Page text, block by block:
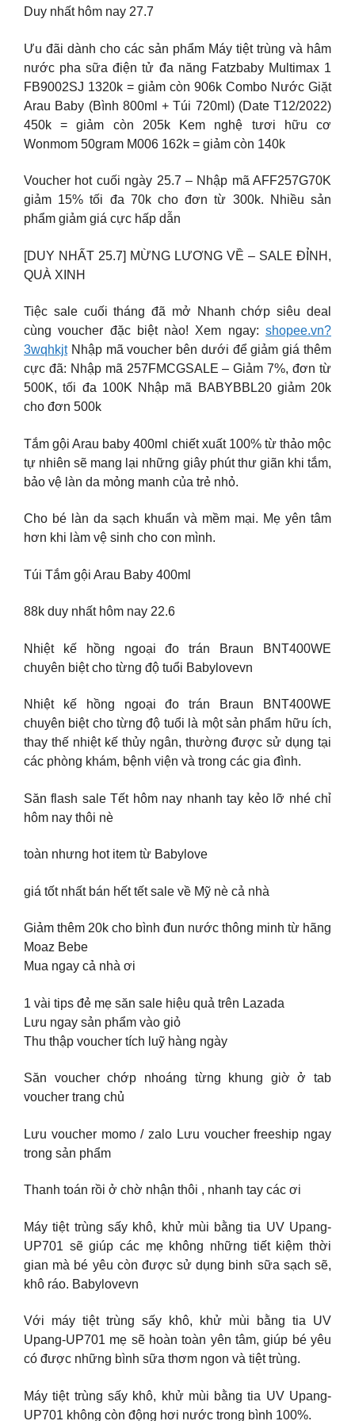
Duy nhất hôm nay 27.7
Ưu đãi dành cho các sản phẩm Máy tiệt trùng và hâm
nước pha sữa điện tử đa năng Fatzbaby Multimax 1
FB9002SJ 1320k = giảm còn 906k Combo Nước Giặt
Arau Baby (Bình 800ml + Túi 720ml) (Date T12/2022)
450k = giảm còn 205k Kem nghệ tươi hữu cơ
Wonmom 50gram M006 162k = giảm còn 140k
Voucher hot cuối ngày 25.7 – Nhập mã AFF257G70K
giảm 15% tối đa 70k cho đơn từ 300k. Nhiều sản
phẩm giảm giá cực hấp dẫn
[DUY NHẤT 25.7] MỪNG LƯƠNG VỀ – SALE ĐỈNH,
QUÀ XINH
Tiệc sale cuối tháng đã mở Nhanh chớp siêu deal
cùng voucher đặc biệt nào! Xem ngay: shopee.vn?
3wqhkjtNhập mã voucher bên dưới để giảm giá thêm
cực đã: Nhập mã 257FMCGSALE – Giảm 7%, đơn từ
500K, tối đa 100K Nhập mã BABYBBL20 giảm 20k
cho đơn 500k
Tắm gội Arau baby 400ml chiết xuất 100% từ thảo mộc
tự nhiên sẽ mang lại những giây phút thư giãn khi tắm,
bảo vệ làn da mỏng manh của trẻ nhỏ.
Cho bé làn da sạch khuẩn và mềm mại. Mẹ yên tâm
hơn khi làm vệ sinh cho con mình.
Túi Tắm gội Arau Baby 400ml
88k duy nhất hôm nay 22.6
Nhiệt kế hồng ngoại đo trán Braun BNT400WE
chuyên biệt cho từng độ tuổi Babylovevn
Nhiệt kế hồng ngoại đo trán Braun BNT400WE
chuyên biệt cho từng độ tuổi là một sản phẩm hữu ích,
thay thế nhiệt kế thủy ngân, thường được sử dụng tại
các phòng khám, bệnh viện và trong các gia đình.
Săn flash sale Tết hôm nay nhanh tay kẻo lỡ nhé chỉ
hôm nay thôi nè
toàn nhưng hot item từ Babylove
giá tốt nhất bán hết tết sale về Mỹ nè cả nhà
Giảm thêm 20k cho bình đun nước thông minh từ hãng
Moaz Bebe
Mua ngay cả nhà ơi
1 vài tips đẻ mẹ săn sale hiệu quả trên Lazada
Lưu ngay sản phẩm vào giỏ
Thu thập voucher tích luỹ hàng ngày
Săn voucher chớp nhoáng từng khung giờ ở tab
voucher trang chủ
Lưu voucher momo / zalo Lưu voucher freeship ngay
trong sản phẩm
Thanh toán rồi ở chờ nhận thôi , nhanh tay các ơi
Máy tiệt trùng sấy khô, khử mùi bằng tia UV Upang-
UP701 sẽ giúp các mẹ không những tiết kiệm thời
gian mà bé yêu còn được sử dụng binh sữa sạch sẽ,
khô ráo. Babylovevn
Với máy tiệt trùng sấy khô, khử mùi bằng tia UV
Upang-UP701 mẹ sẽ hoàn toàn yên tâm, giúp bé yêu
có được những bình sữa thơm ngon và tiệt trùng.
Máy tiệt trùng sấy khô, khử mùi bằng tia UV Upang-
UP701 không còn động hơi nước trong bình 100%.